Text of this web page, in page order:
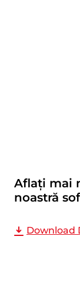
Aflați mai
noastră
Download
Aflați mai